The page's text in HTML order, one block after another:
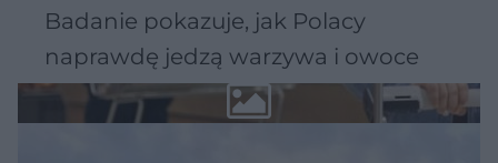
Badanie pokazuje, jak Polacy
naprawdę jedzą warzywa i owoce